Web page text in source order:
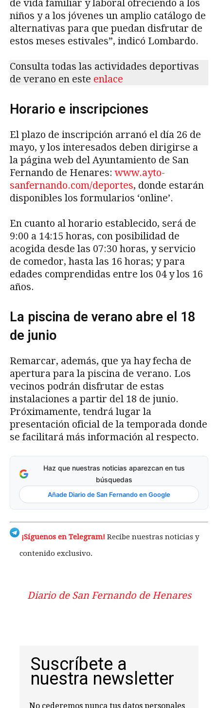
de vida familiar y laboral ofreciendo a los
niños y a los jóvenes un amplio catálogo de
alternativas para que puedan disfrutar de
estos meses estivales”, indicó Lombardo.
Consulta todas las actividades deportivas
de verano en este enlace
Horario e inscripciones
El plazo de inscripción arranó el día 26 de
mayo, y los interesados deben dirigirse a
la página web del Ayuntamiento de San
Fernando de Henares:www.ayto-
sanfernando.com/deportes, donde estarán
disponibles los formularios ‘online’.
En cuanto al horario establecido, será de
9:00 a 14:15 horas, con posibilidad de
acogida desde las 07:30 horas, y servicio
de comedor, hasta las 16 horas; y para
edades comprendidas entre los 04 y los 16
años.
La piscina de verano abre el 18
de junio
Remarcar, además, que ya hay fecha de
apertura para la piscina de verano. Los
vecinos podrán disfrutar de estas
instalaciones a partir del 18 de junio.
Próximamente, tendrá lugar la
presentación oficial de la temporada donde
se facilitará más información al respecto.
Haz que nuestras noticias aparezcan en tus
búsquedas
Añade Diario de San Fernando en Google
¡Síguenos en Telegram! Recibe nuestras noticias y
contenido exclusivo.
Diario de San Fernando de Henares
Suscríbete a
nuestra newsletter
No cederemos nunca tus datos personales